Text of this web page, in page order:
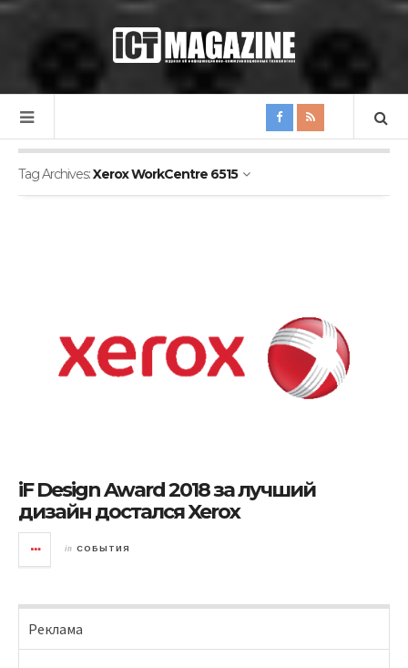
Tag Archives:Xerox WorkCentre 6515
iF Design Award 2018 за лучший
дизайн достался Xerox
in СОБЫТИЯ
Реклама